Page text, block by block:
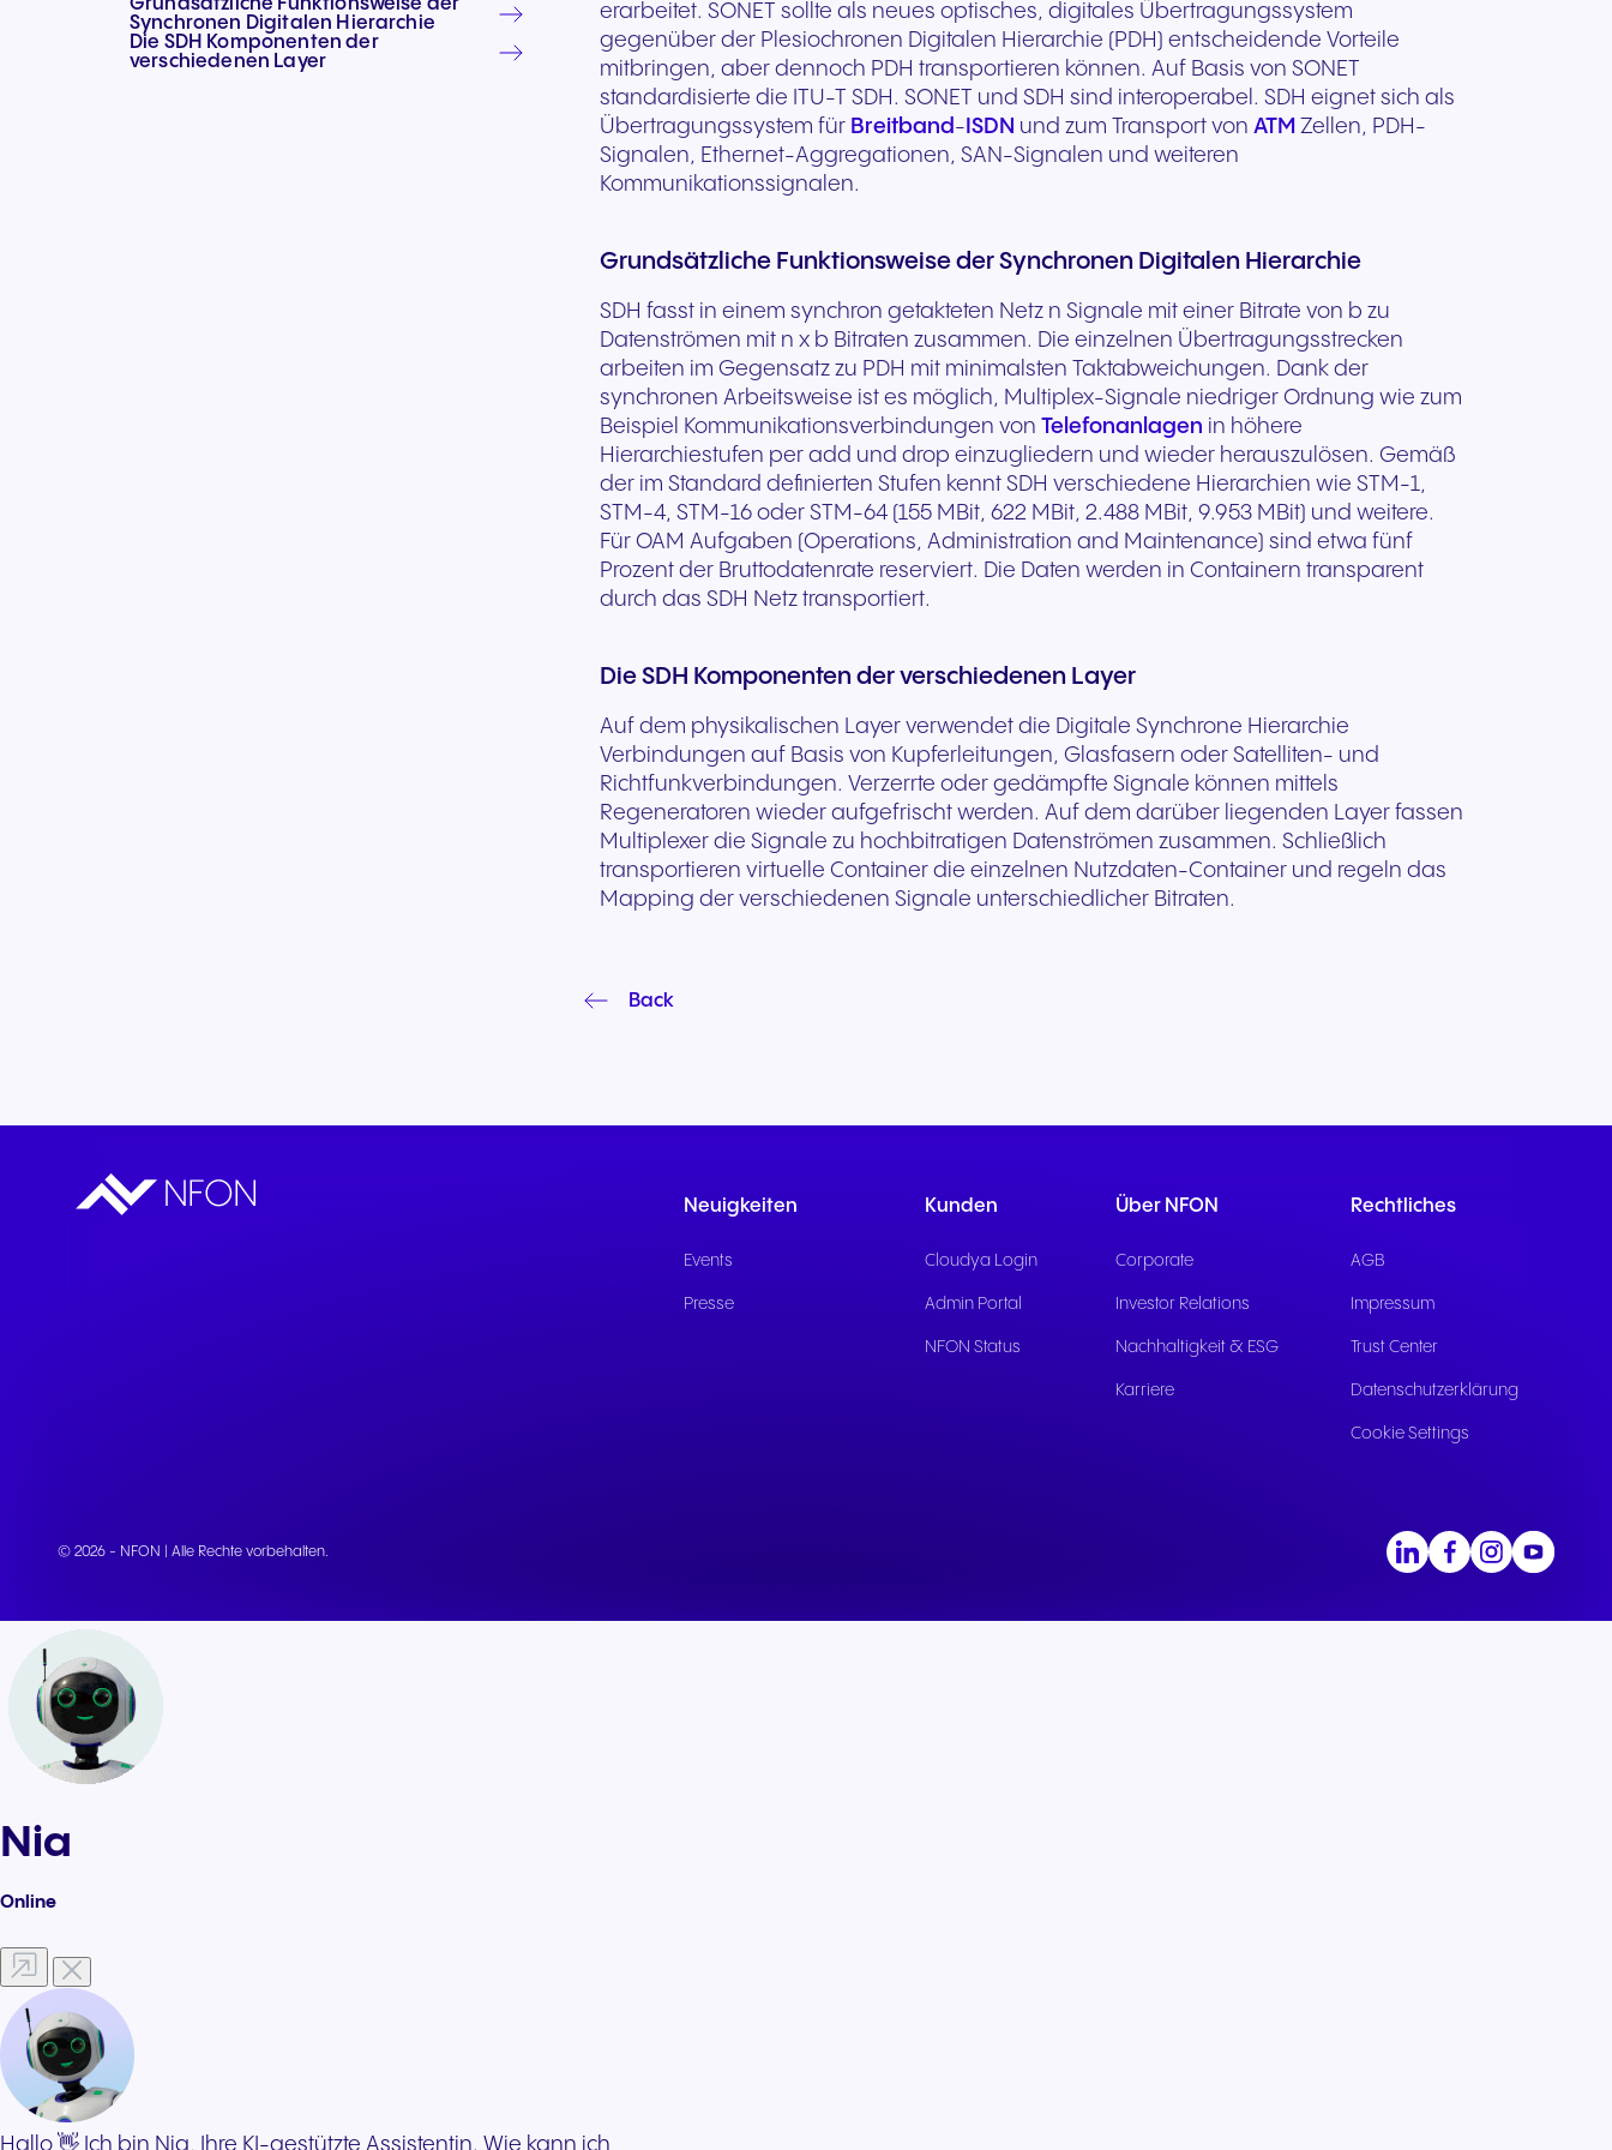
Teams & CRMs verbinden
jedes Gerät. Audio in hoher
Qualität mit Sicherheit nach
europäischen Standards.
für Ihre bestehende
Hardware. Skaliert sofort mit
Ihrem Unternehmen.
Hardware für klare
Gespräche und
komfortables Tragen den
ganzen Tag.
bessere Patientenerlebnisse
und eine hochwertige
Versorgung.
Vernetzte Kommunikation für
den modernen Einzelhandel
und eine starke
Kundenbindung.
Vertrauenswürdige
Kommunikation für regulierte
und sicherheitsbewusste
Organisationen.
Tourismus & Gastgewerbe
Nahtlose Kommunikation für
herausragende
Öffentlicher Sektor
Zuverlässige Kommunikation
für reaktionsschnelle
Co-Branding-Marketing
stellen wir Ihnen die Tools zur
Verfügung, die Sie zum
Erfolg brauchen.
gestuftes
Prämienprogramm, das
Ihnen hilft, Ihr Geschäft und
Ihren Umsatz zu skalieren.
Gerne beraten wir Sie
kostenlos und zeigen Ihnen,
welche NFON-Lösungen am
besten zu Ihren
Anforderungen passen.
Füllen Sie unser
Kontaktformular aus. Unsere
Expert:innen melden sich so
schnell wie möglich.
Sie sind bereits NFON
Kund:in? Senden Sie uns Ihre
Supportanfrage zu Vertrag,
Tarif, Rechnung, Angebot,
Produkten oder allgemeinen
Anliegen.
Grundsätzliche Funktionsweise der
Synchronen Digitalen Hierarchie
Die SDH Komponenten der
verschiedenen Layer
erarbeitet. SONET sollte als neues optisches, digitales Übertragungssystem
gegenüber der Plesiochronen Digitalen Hierarchie (PDH) entscheidende Vorteile
mitbringen, aber dennoch PDH transportieren können. Auf Basis von SONET
standardisierte die ITU-T SDH. SONET und SDH sind interoperabel. SDH eignet sich als
Übertragungssystem für Breitband - ISDN und zum Transport von ATM Zellen, PDH-
Signalen, Ethernet-Aggregationen, SAN-Signalen und weiteren
Kommunikationssignalen.
Grundsätzliche Funktionsweise der Synchronen Digitalen Hierarchie
SDH fasst in einem synchron getakteten Netz n Signale mit einer Bitrate von b zu
Datenströmen mit n x b Bitraten zusammen. Die einzelnen Übertragungsstrecken
arbeiten im Gegensatz zu PDH mit minimalsten Taktabweichungen. Dank der
synchronen Arbeitsweise ist es möglich, Multiplex-Signale niedriger Ordnung wie zum
Beispiel Kommunikationsverbindungen von Telefonanlagen in höhere
Hierarchiestufen per add und drop einzugliedern und wieder herauszulösen. Gemäß
der im Standard definierten Stufen kennt SDH verschiedene Hierarchien wie STM-1,
STM-4, STM-16 oder STM-64 (155 MBit, 622 MBit, 2.488 MBit, 9.953 MBit) und weitere.
Für OAM Aufgaben (Operations, Administration and Maintenance) sind etwa fünf
Prozent der Bruttodatenrate reserviert. Die Daten werden in Containern transparent
durch das SDH Netz transportiert.
Die SDH Komponenten der verschiedenen Layer
Auf dem physikalischen Layer verwendet die Digitale Synchrone Hierarchie
Verbindungen auf Basis von Kupferleitungen, Glasfasern oder Satelliten- und
Richtfunkverbindungen. Verzerrte oder gedämpfte Signale können mittels
Regeneratoren wieder aufgefrischt werden. Auf dem darüber liegenden Layer fassen
Multiplexer die Signale zu hochbitratigen Datenströmen zusammen. Schließlich
transportieren virtuelle Container die einzelnen Nutzdaten-Container und regeln das
Mapping der verschiedenen Signale unterschiedlicher Bitraten.
Back
Neuigkeiten
Events
Presse
Kunden
Cloudya Login
Admin Portal
NFON Status
Über NFON
Corporate
Investor Relations
Nachhaltigkeit & ESG
Karriere
Rechtliches
AGB
Impressum
Trust Center
Datenschutzerklärung
Cookie Settings
© 2026 - NFON | Alle Rechte vorbehalten.